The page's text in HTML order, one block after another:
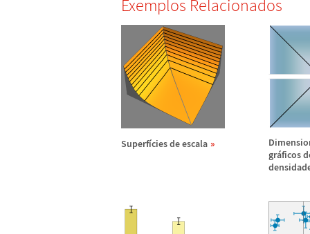
Exemplos Relacionados
Superfícies de escala
gráficos